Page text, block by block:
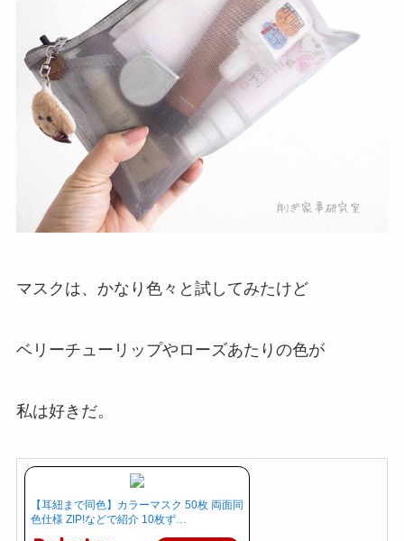
マスクは、かなり色々と試してみたけど
ベリーチューリップやローズあたりの色が
私は好きだ。
【耳紐まで同色】カラーマスク 50枚 両面同
色仕様 ZIP!などで紹介 10枚ず…